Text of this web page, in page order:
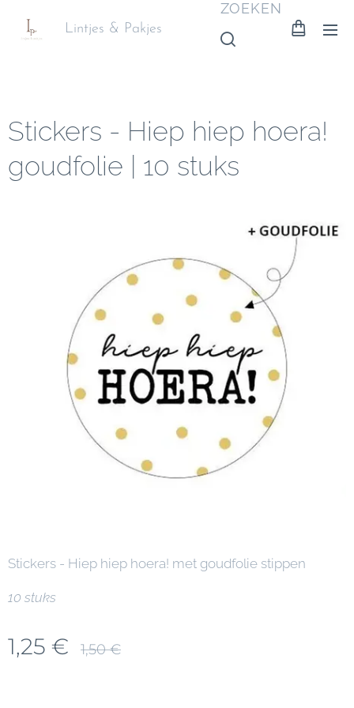
Lintjes & Pakjes
ZOEKEN
Stickers - Hiep hiep hoera!
goudfolie | 10 stuks
Stickers - Hiep hiep hoera! met goudfolie stippen
10 stuks
1,25 € 1,50€